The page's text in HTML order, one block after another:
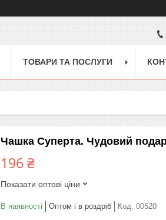
ТОВАРИ ТА ПОСЛУГИ
Чашка Суперта. Чудовий
196 ₴
Показати оптові ціни
В наявності Оптом і в роздріб Код: 00520